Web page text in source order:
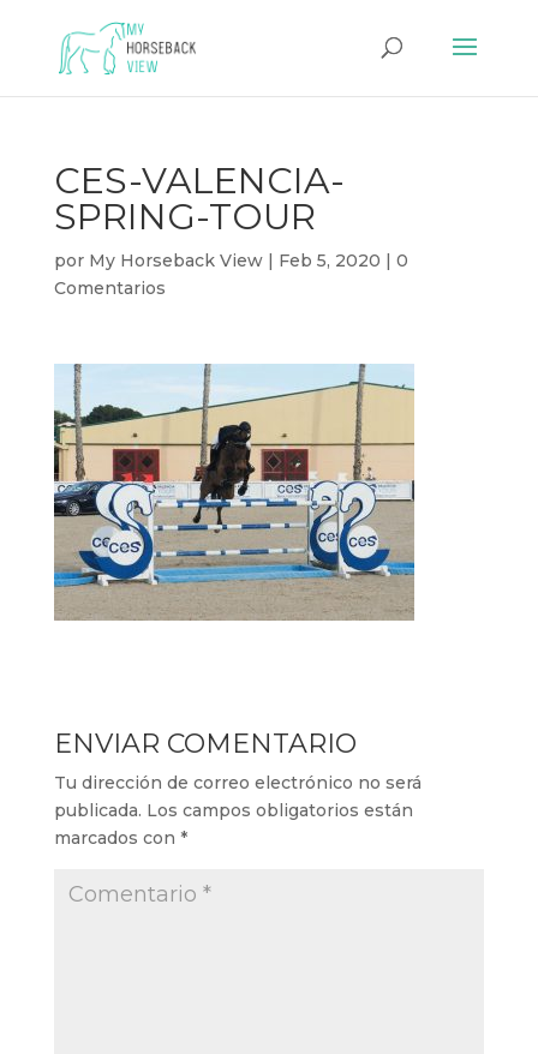
CES-VALENCIA-
SPRING-TOUR
por My Horseback View| Feb 5, 2020 | 0
Comentarios
ENVIAR COMENTARIO
Tu dirección de correo electrónico no será
publicada. Los campos obligatorios están
marcados con *